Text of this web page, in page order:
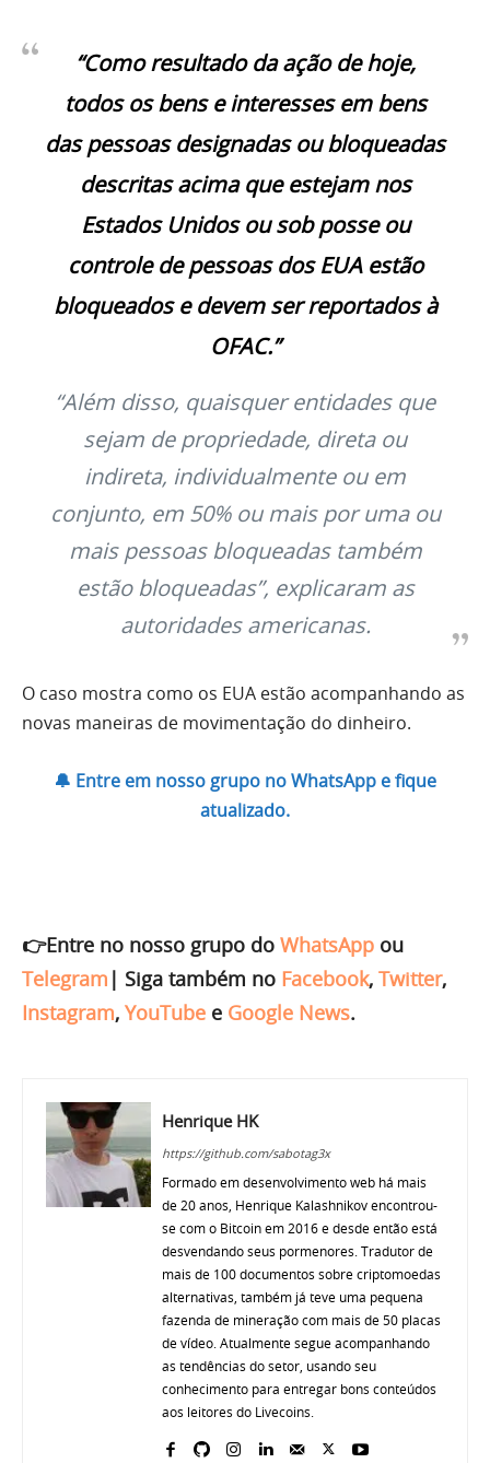
“Como resultado da ação de hoje,
todos os bens e interesses em bens
das pessoas designadas ou bloqueadas
descritas acima que estejam nos
Estados Unidos ou sob posse ou
controle de pessoas dos EUA estão
bloqueados e devem ser reportados à
OFAC.”
“Além disso, quaisquer entidades que
sejam de propriedade, direta ou
indireta, individualmente ou em
conjunto, em 50% ou mais por uma ou
mais pessoas bloqueadas também
estão bloqueadas”, explicaram as
autoridades americanas.
O caso mostra como os EUA estão acompanhando as
novas maneiras de movimentação do dinheiro.
🔔 Entre em nosso grupo no WhatsApp e fique
atualizado.
👉Entre no nosso grupo do WhatsApp ou
Telegram | Siga também no Facebook, Twitter,
Instagram, YouTube e Google News.
Henrique HK
https://github.com/sabotag3x
Formado em desenvolvimento web há mais
de 20 anos, Henrique Kalashnikov encontrou-
se com o Bitcoin em 2016 e desde então está
desvendando seus pormenores. Tradutor de
mais de 100 documentos sobre criptomoedas
alternativas, também já teve uma pequena
fazenda de mineração com mais de 50 placas
de vídeo. Atualmente segue acompanhando
as tendências do setor, usando seu
conhecimento para entregar bons conteúdos
aos leitores do Livecoins.